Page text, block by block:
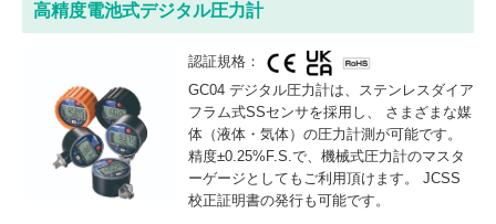
高精度電池式デジタル圧力計
認証規格：
GC04 デジタル圧力計は、ステンレスダイア
フラム式SSセンサを採用し、 さまざまな媒
体（液体・気体）の圧力計測が可能です。
精度±0.25%F.S.で、機械式圧力計のマスタ
ーゲージとしてもご利用頂けます。 JCSS
校正証明書の発行も可能です。